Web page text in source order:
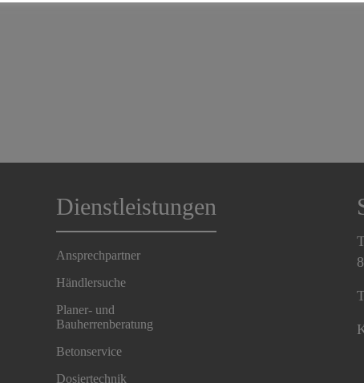
Dienstleistungen
Ansprechpartner
Händlersuche
Planer- und
Bauherrenberatung
Betonservice
Dosiertechnik